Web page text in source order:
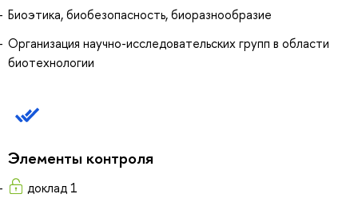
Биоэтика, биобезопасность, биоразнообразие
Организация научно-исследовательских групп в области
биотехнологии
Элементы контроля
доклад 1